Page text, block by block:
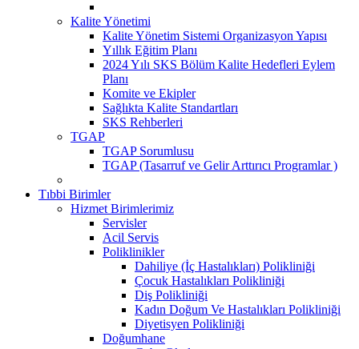
Kalite Yönetimi
Kalite Yönetim Sistemi Organizasyon Yapısı
Yıllık Eğitim Planı
2024 Yılı SKS Bölüm Kalite Hedefleri Eylem
Planı
Komite ve Ekipler
Sağlıkta Kalite Standartları
SKS Rehberleri
TGAP
TGAP Sorumlusu
TGAP (Tasarruf ve Gelir Arttırıcı Programlar )
Tıbbi Birimler
Hizmet Birimlerimiz
Servisler
Acil Servis
Poliklinikler
Dahiliye (İç Hastalıkları) Polikliniği
Çocuk Hastalıkları Polikliniği
Diş Polikliniği
Kadın Doğum Ve Hastalıkları Polikliniği
Diyetisyen Polikliniği
Doğumhane